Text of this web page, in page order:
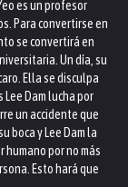
es un profesor
Para convertirse en
se convertirá en
Un día, su
Ella se disculpa
Dam lucha por
un accidente que
boca y Lee Dam la
humano por no más
Esto hará que